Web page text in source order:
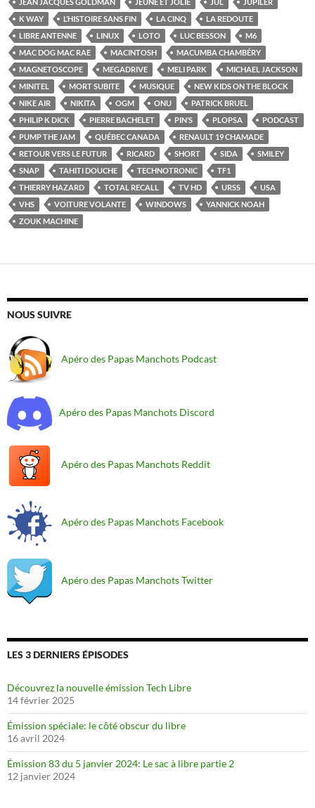
K WAY
L’HISTOIRE SANS FIN LA CINQ
LA REDOUTE
LIBRE ANTENNE
LINUX LOTO LUC BESSON
M6
MAC DOG MAC RAE
MACINTOSH
MACUMBA CHAMBÉRY
MAGNETOSCOPE
MEGADRIVE MELI PARK
MICHAEL JACKSON
MINITEL
MORT SUBITE MUSIQUE
NEW KIDS ON THE BLOCK
NIKE AIR
NIKITA OGM ONU
PATRICK BRUEL
PHILIP K DICK
PIERRE BACHELET PIN’S PLOPSA
PODCAST
PUMP THE JAM
QUÉBEC CANADA
RENAULT 19 CHAMADE
RETOUR VERS LE FUTUR
RICARD SHORT SIDA
SMILEY
SNAP
TAHITI DOUCHE TECHNOTRONIC
TF1
THIERRY HAZARD
TOTAL RECALL TV HD URSS
USA
VHS
VOITURE VOLANTE WINDOWS
YANNICK NOAH
ZOUK MACHINE
NOUS SUIVRE
Apéro des Papas Manchots Podcast
Apéro des Papas Manchots Discord
Apéro des Papas Manchots Reddit
Apéro des Papas Manchots Facebook
Apéro des Papas Manchots Twitter
LES 3 DERNIERS ÉPISODES
Découvrez la nouvelle émission Tech Libre
14 février 2025
Émission spéciale: le côté obscur du libre
16 avril 2024
Émission 83 du 5 janvier 2024: Le sac à libre partie 2
12 janvier 2024